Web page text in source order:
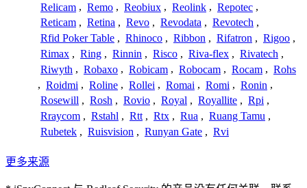
Relicam , Remo , Reobiux , Reolink , Repotec ,
Reticam , Retina , Revo , Revodata , Revotech ,
Rfid Poker Table , Rhinoco , Ribbon , Rifatron , Rigoo ,
Rimax , Ring , Rinnin , Risco , Riva-flex , Rivatech ,
Riwyth , Robaxo , Robicam , Robocam , Rocam , Rohs
, Roidmi , Roline , Rollei , Romai , Romi , Ronin ,
Rosewill , Rosh , Rovio , Royal , Royallite , Rpi ,
Rraycom , Rstahl , Rtt , Rtx , Rua , Ruang Tamu ,
Rubetek , Ruisvision , Runyan Gate , Rvi
更多来源